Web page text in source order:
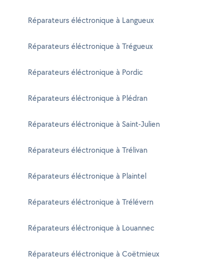
Réparateurs éléctronique à Langueux
Réparateurs éléctronique à Trégueux
Réparateurs éléctronique à Pordic
Réparateurs éléctronique à Plédran
Réparateurs éléctronique à Saint-Julien
Réparateurs éléctronique à Trélivan
Réparateurs éléctronique à Plaintel
Réparateurs éléctronique à Trélévern
Réparateurs éléctronique à Louannec
Réparateurs éléctronique à Coëtmieux